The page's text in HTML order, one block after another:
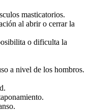
masticatorios.
al abrir o cerrar la
o dificulta la
a nivel de los hombros.